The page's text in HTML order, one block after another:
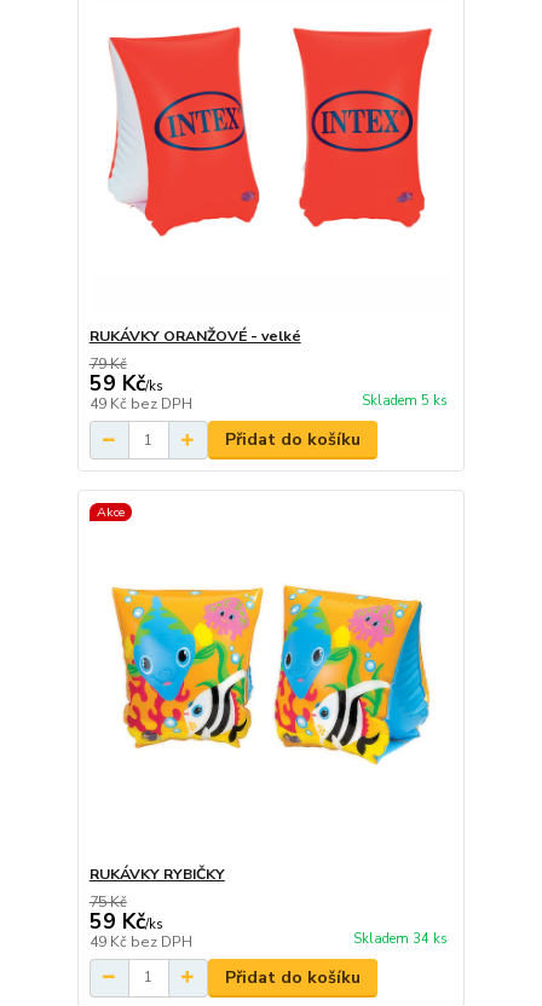
RUKÁVKY ORANŽOVÉ - velké
79 Kč
59 Kč/ks
49 Kč bez DPH Skladem 5 ks
Přidat do košíku
Akce
RUKÁVKY RYBIČKY
75 Kč
59 Kč/ks
49 Kč bez DPH Skladem 34 ks
Přidat do košíku